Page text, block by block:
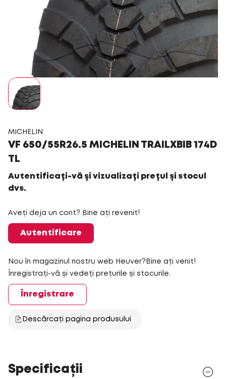
MICHELIN
VF 650/55R26.5 MICHELIN TRAILXBIB 174D
TL
Autentificați-vă și vizualizați prețul și stocul
dvs.
Aveți deja un cont? Bine ați revenit!
Autentificare
Nou în magazinul nostru web Heuver?Bine ați venit!
Înregistrați-vă și vedeți prețurile și stocurile.
Înregistrare
Descărcați pagina produsului
Specificații